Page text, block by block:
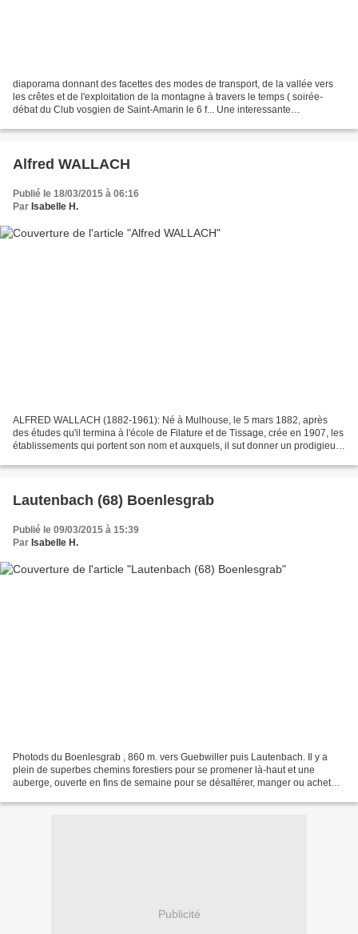
diaporama donnant des facettes des modes de transport, de la vallée vers
les crêtes et de l'exploitation de la montagne à travers le temps ( soirée-
débat du Club vosgien de Saint-Amarin le 6 f... Une interessante
Alfred WALLACH
Publié le 18/03/2015 à 06:16
Par Isabelle H.
ALFRED WALLACH (1882-1961): Né à Mulhouse, le 5 mars 1882, après
des études qu'il termina à l'école de Filature et de Tissage, crée en 1907, les
établissements qui portent son nom et auxquels, il sut donner un prodigieux
Lautenbach (68) Boenlesgrab
Publié le 09/03/2015 à 15:39
Par Isabelle H.
Photods du Boenlesgrab , 860 m. vers Guebwiller puis Lautenbach. Il y a
plein de superbes chemins forestiers pour se promener là-haut et une
auberge, ouverte en fins de semaine pour se désaltérer, manger ou acheter
Publicité